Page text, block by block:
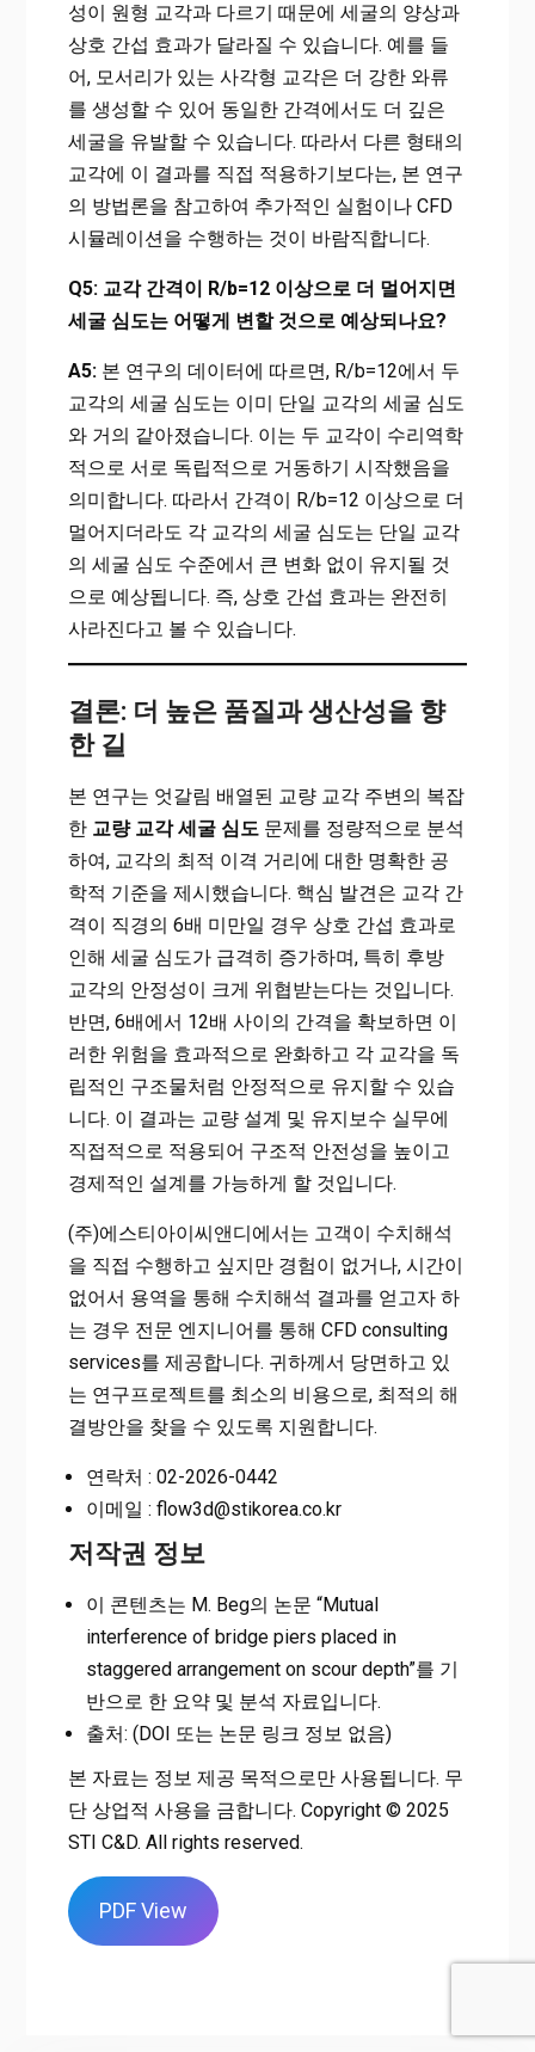
성이 원형 교각과 다르기 때문에 세굴의 양상과
상호 간섭 효과가 달라질 수 있습니다. 예를 들
어, 모서리가 있는 사각형 교각은 더 강한 와류
를 생성할 수 있어 동일한 간격에서도 더 깊은
세굴을 유발할 수 있습니다. 따라서 다른 형태의
교각에 이 결과를 직접 적용하기보다는, 본 연구
의 방법론을 참고하여 추가적인 실험이나 CFD
시뮬레이션을 수행하는 것이 바람직합니다.
Q5: 교각 간격이 R/b=12 이상으로 더 멀어지면
세굴 심도는 어떻게 변할 것으로 예상되나요?
A5:본 연구의 데이터에 따르면, R/b=12에서 두
교각의 세굴 심도는 이미 단일 교각의 세굴 심도
와 거의 같아졌습니다. 이는 두 교각이 수리역학
적으로 서로 독립적으로 거동하기 시작했음을
의미합니다. 따라서 간격이 R/b=12 이상으로 더
멀어지더라도 각 교각의 세굴 심도는 단일 교각
의 세굴 심도 수준에서 큰 변화 없이 유지될 것
으로 예상됩니다. 즉, 상호 간섭 효과는 완전히
사라진다고 볼 수 있습니다.
결론: 더 높은 품질과 생산성을 향
한 길
본 연구는 엇갈림 배열된 교량 교각 주변의 복잡
한 교량 교각 세굴 심도문제를 정량적으로 분석
하여, 교각의 최적 이격 거리에 대한 명확한 공
학적 기준을 제시했습니다. 핵심 발견은 교각 간
격이 직경의 6배 미만일 경우 상호 간섭 효과로
인해 세굴 심도가 급격히 증가하며, 특히 후방
교각의 안정성이 크게 위협받는다는 것입니다.
반면, 6배에서 12배 사이의 간격을 확보하면 이
러한 위험을 효과적으로 완화하고 각 교각을 독
립적인 구조물처럼 안정적으로 유지할 수 있습
니다. 이 결과는 교량 설계 및 유지보수 실무에
직접적으로 적용되어 구조적 안전성을 높이고
경제적인 설계를 가능하게 할 것입니다.
(주)에스티아이씨앤디에서는 고객이 수치해석
을 직접 수행하고 싶지만 경험이 없거나, 시간이
없어서 용역을 통해 수치해석 결과를 얻고자 하
는 경우 전문 엔지니어를 통해 CFD consulting
services를 제공합니다. 귀하께서 당면하고 있
는 연구프로젝트를 최소의 비용으로, 최적의 해
결방안을 찾을 수 있도록 지원합니다.
연락처 : 02-2026-0442
이메일 : flow3d@stikorea.co.kr
저작권 정보
이 콘텐츠는 M. Beg의 논문 “Mutual
interference of bridge piers placed in
staggered arrangement on scour depth”를 기
반으로 한 요약 및 분석 자료입니다.
출처: (DOI 또는 논문 링크 정보 없음)
본 자료는 정보 제공 목적으로만 사용됩니다. 무
단 상업적 사용을 금합니다. Copyright © 2025
STI C&D. All rights reserved.
PDF View